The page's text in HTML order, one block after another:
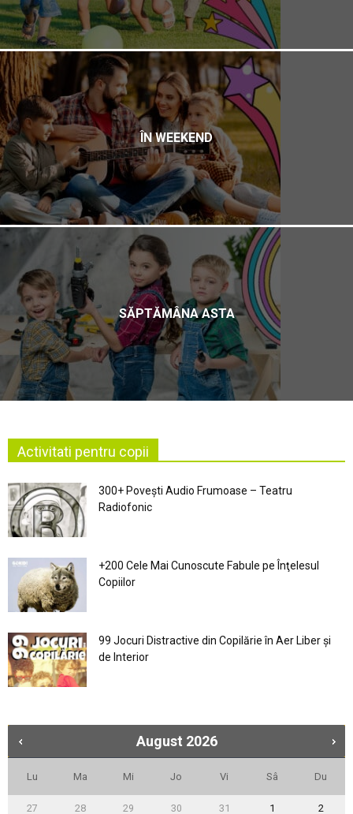
ÎN WEEKEND
SĂPTĂMÂNA ASTA
Activitati pentru copii
300+ Povești Audio Frumoase – Teatru
Radiofonic
+200 Cele Mai Cunoscute Fabule pe Înţelesul
Copiilor
99 Jocuri Distractive din Copilărie în Aer Liber şi
de Interior
August 2026
Lu Ma Mi Jo Vi Sâ Du
27 28 29 30 31 1 2